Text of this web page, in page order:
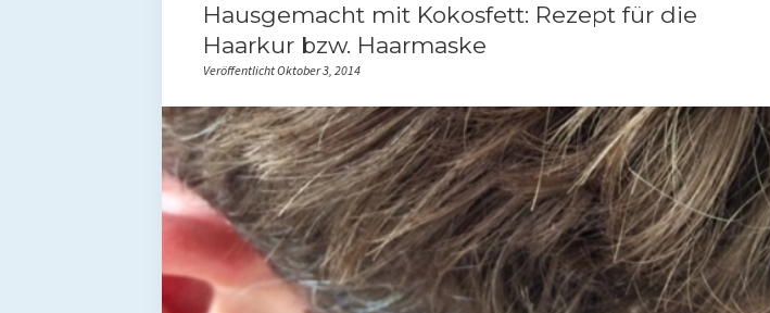
Hausgemacht mit Kokosfett: Rezept für die
Haarkur bzw. Haarmaske
Veröffentlicht Oktober 3, 2014